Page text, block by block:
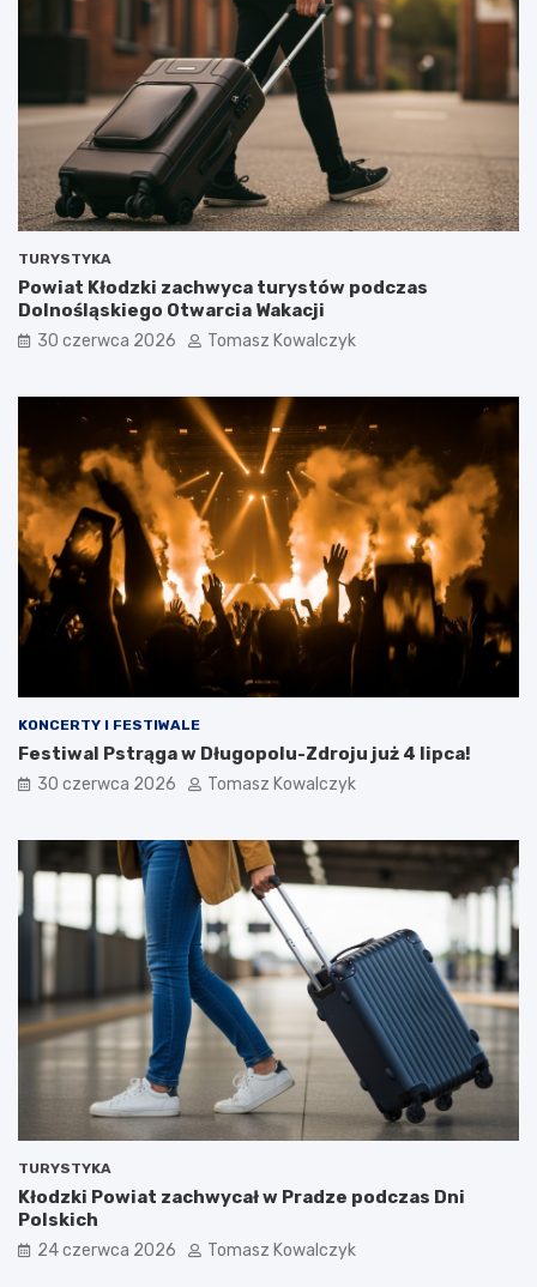
TURYSTYKA
Powiat Kłodzki zachwyca turystów podczas
Dolnośląskiego Otwarcia Wakacji
30 czerwca 2026 Tomasz Kowalczyk
KONCERTY I FESTIWALE
Festiwal Pstrąga w Długopolu-Zdroju już 4 lipca!
30 czerwca 2026 Tomasz Kowalczyk
TURYSTYKA
Kłodzki Powiat zachwycał w Pradze podczas Dni
Polskich
24 czerwca 2026 Tomasz Kowalczyk